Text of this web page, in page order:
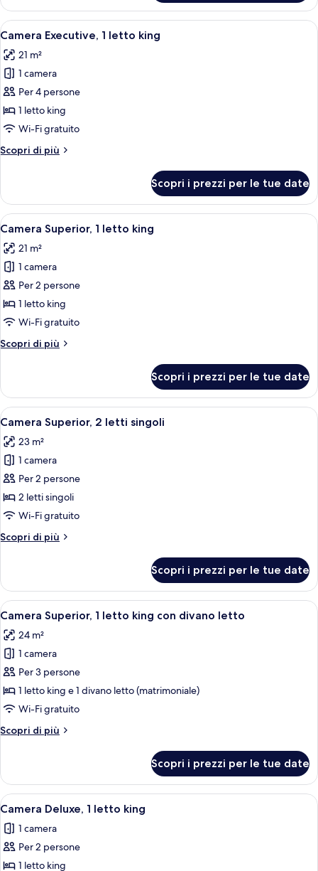
divano
letto
Senior,
letto
con
divano
letto
Apri
tutte
le
foto
per
Camera
Executive,
letto
Una camera d'albergo con un letto
4
Camera Executive, 1 letto king
21 m²
1 camera
Per 4 persone
1 letto king
Wi-Fi gratuito
Scopri di più
Altri
Executive,
letto
Scopri i prezzi per le tue date
Apri
tutte
le
foto
per
Camera
Superior,
letto
Biancheria da letto di alta qualità,
9
Camera Superior, 1 letto king
21 m²
1 camera
Per 2 persone
1 letto king
Wi-Fi gratuito
Scopri di più
Altri
Superior,
letto
Scopri i prezzi per le tue date
Apri
tutte
le
foto
per
Camera
Superior,
letti
Una camera d'albergo con due letti,
7
Camera Superior, 2 letti singoli
23 m²
1 camera
Per 2 persone
2 letti singoli
Wi-Fi gratuito
Scopri di più
Altri
Superior,
letti
Scopri i prezzi per le tue date
Apri
tutte
le
foto
per
Camera
Superior,
letto
divano
letto
Una camera d'albergo con un letto
8
Camera Superior, 1 letto king con divano letto
24 m²
1 camera
Per 3 persone
1 letto king e 1 divano letto (matrimoniale)
Wi-Fi gratuito
Scopri di più
Altri
Superior,
letto
con
divano
Scopri i prezzi per le tue date
Apri
tutte
le
foto
per
Camera Deluxe, 1 letto king |
11
Camera Deluxe, 1 letto king
1 camera
Per 2 persone
1 letto king